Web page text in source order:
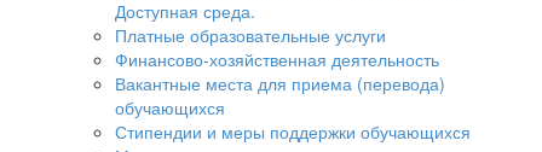
Доступная среда.
Платные образовательные услуги
Финансово-хозяйственная деятельность
Вакантные места для приема (перевода)
обучающихся
Стипендии и меры поддержки обучающихся